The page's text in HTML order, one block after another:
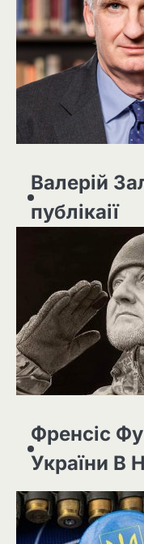
Валерій
публікаії
Френсіс
України В